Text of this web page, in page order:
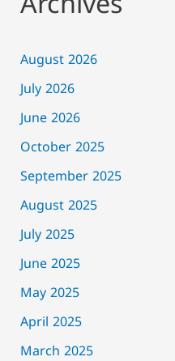
Archives
August 2026
July 2026
June 2026
October 2025
September 2025
August 2025
July 2025
June 2025
May 2025
April 2025
March 2025